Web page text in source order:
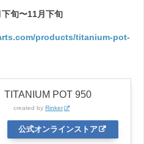
旬〜11月下旬
products/titanium-pot-
TITANIUM POT 950
created by Rinker
公式オンラインストア